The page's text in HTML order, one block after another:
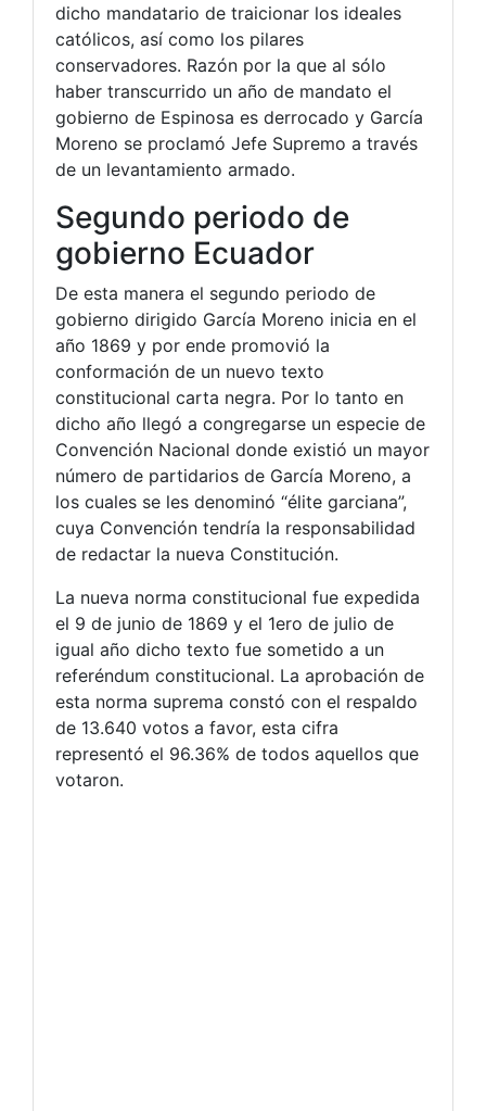
dicho mandatario de traicionar los ideales
católicos, así como los pilares
conservadores. Razón por la que al sólo
haber transcurrido un año de mandato el
gobierno de Espinosa es derrocado y García
Moreno se proclamó Jefe Supremo a través
de un levantamiento armado.
Segundo periodo de
gobierno Ecuador
De esta manera el segundo periodo de
gobierno dirigido García Moreno inicia en el
año 1869 y por ende promovió la
conformación de un nuevo texto
constitucional carta negra. Por lo tanto en
dicho año llegó a congregarse un especie de
Convención Nacional donde existió un mayor
número de partidarios de García Moreno, a
los cuales se les denominó “élite garciana”,
cuya Convención tendría la responsabilidad
de redactar la nueva Constitución.
La nueva norma constitucional fue expedida
el 9 de junio de 1869 y el 1ero de julio de
igual año dicho texto fue sometido a un
referéndum constitucional. La aprobación de
esta norma suprema constó con el respaldo
de 13.640 votos a favor, esta cifra
representó el 96.36% de todos aquellos que
votaron.